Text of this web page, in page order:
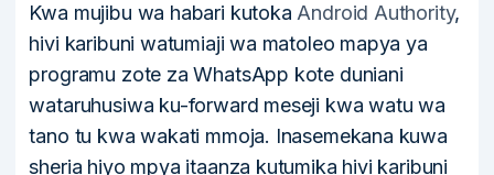
Kwa mujibu wa habari kutoka Android Authority,
hivi karibuni watumiaji wa matoleo mapya ya
programu zote za WhatsApp kote duniani
wataruhusiwa ku-forward meseji kwa watu wa
tano tu kwa wakati mmoja. Inasemekana kuwa
sheria hiyo mpya itaanza kutumika hivi karibuni